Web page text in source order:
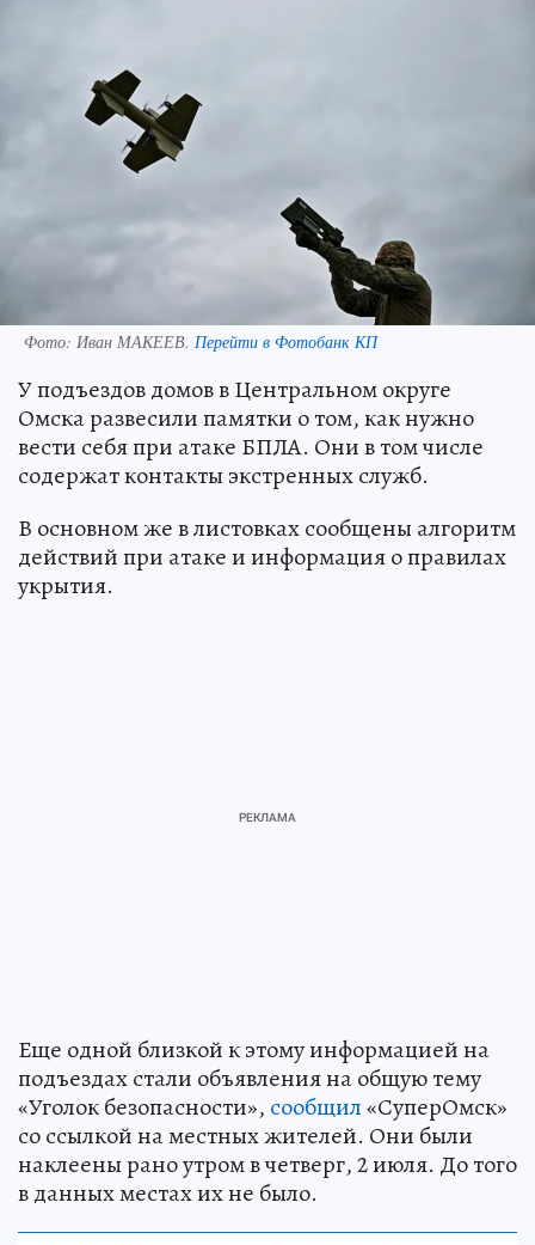
Фото: Иван МАКЕЕВ. Перейти в Фотобанк КП
У подъездов домов в Центральном округе
Омска развесили памятки о том, как нужно
вести себя при атаке БПЛА. Они в том числе
содержат контакты экстренных служб.
В основном же в листовках сообщены алгоритм
действий при атаке и информация о правилах
укрытия.
Еще одной близкой к этому информацией на
подъездах стали объявления на общую тему
«Уголок безопасности», сообщил«СуперОмск»
со ссылкой на местных жителей. Они были
наклеены рано утром в четверг, 2 июля. До того
в данных местах их не было.